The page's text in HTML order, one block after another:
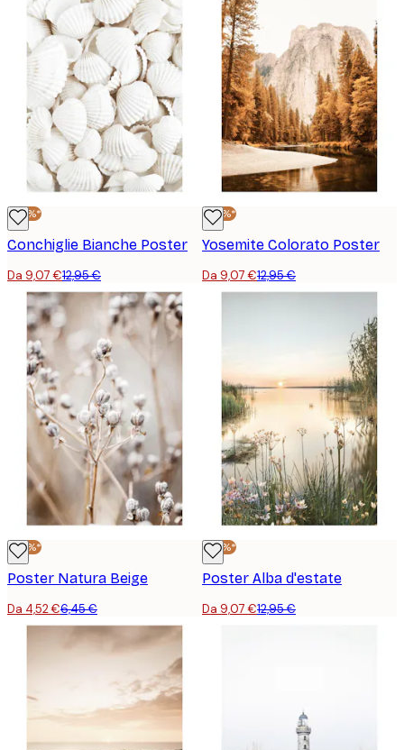
-30%*
Conchiglie Bianche Poster
Da 9,07 €12,95 €
-30%*
Yosemite Colorato Poster
Da 9,07 €12,95 €
-30%*
Poster Natura Beige
Da 4,52 €6,45 €
-30%*
Poster Alba d'estate
Da 9,07 €12,95 €